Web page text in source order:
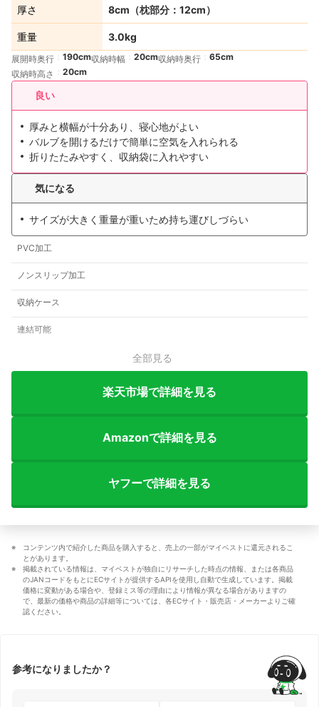
厚さ 8cm（枕部分：12cm）
重量 3.0kg
展開時奥行 190cm収納時幅 20cm収納時奥行
65cm
収納時高さ
20cm
良い
厚みと横幅が十分あり、寝心地がよい
バルブを開けるだけで簡単に空気を入れられる
折りたたみやすく、収納袋に入れやすい
気になる
サイズが大きく重量が重いため持ち運びしづらい
PVC加工
ノンスリップ加工
収納ケース
連結可能
全部見る
楽天市場で詳細を見る
Amazonで詳細を見る
ヤフーで詳細を見る
コンテンツ内で紹介した商品を購入すると、売上の一部がマイベストに還元されるこ
とがあります。
掲載されている情報は、マイベストが独自にリサーチした時点の情報、または各商品
のJANコードをもとにECサイトが提供するAPIを使用し自動で生成しています。掲載
価格に変動がある場合や、登録ミス等の理由により情報が異なる場合がありますの
で、最新の価格や商品の詳細等については、各ECサイト・販売店・メーカーよりご確
認ください。
参考になりましたか？